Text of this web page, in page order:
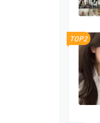
TOP2